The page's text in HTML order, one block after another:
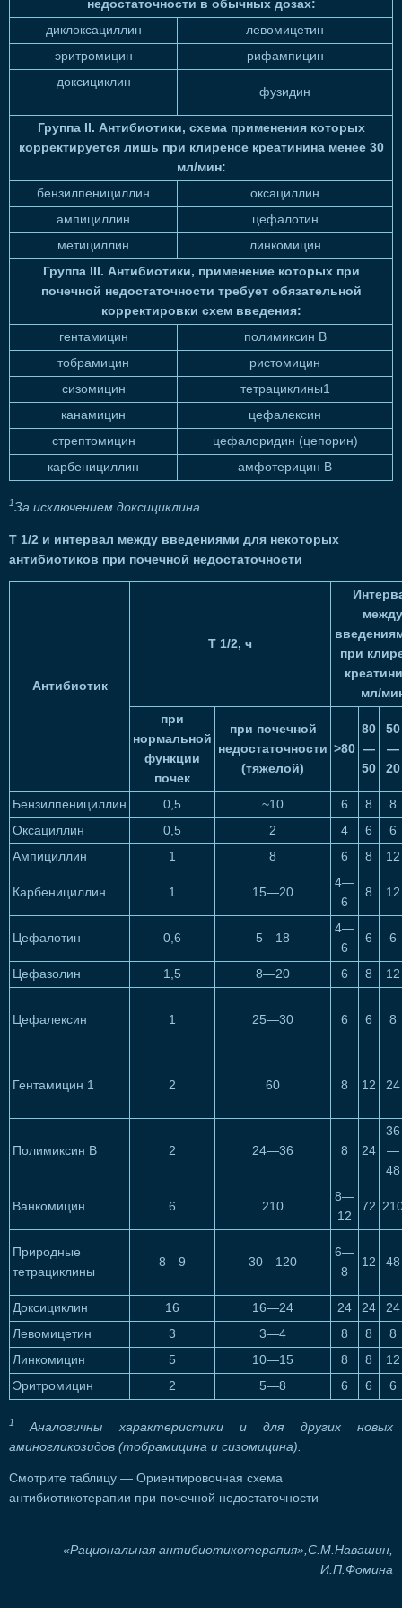
недостаточности в обычных дозах:
диклоксациллин
левомицетин
эритромицин
рифампицин
доксициклин
фузидин
Группа II. Антибиотики, схема применения которых
корректируется лишь при клиренсе креатинина менее 30
мл/мин:
бензилпенициллин
оксациллин
ампициллин
цефалотин
метициллин
линкомицин
Группа III. Антибиотики, применение которых при
почечной недостаточности требует обязательной
корректировки схем введения:
гентамицин
полимиксин В
тобрамицин
ристомицин
сизомицин
тетрациклины1
канамицин
цефалексин
стрептомицин
цефалоридин (цепорин)
карбенициллин
амфотерицин В
1За исключением доксициклина.
T 1/2 и интервал между введениями для некоторых
антибиотиков при почечной недостаточности
Антибиотик
Т 1/2, ч
между
при
мл/
при
нормальной
функции
почек
при почечной
недостаточности
(тяжелой)
>80
80
—
50
50
—
20
Бензилпенициллин 0,5 ~10 6 8
8
Оксациллин
0,5 2 4 6
6
Ампициллин
1 8 6 8 12
Карбенициллин 1 15—20
4—
6
8 12
Цефалотин 0,6 5—18
4—
6
6 6
Цефазолин 1,5 8—20 6 8 12
Цефалексин 1 25—30 6 6 8
Гентамицин 1 2 60 8 12 24
Полимиксин В 2 24—36 8 24
36
—
48
Ванкомицин 6 210
8—
12
72
Природные
тетрациклины
8—9 30—120
6—
8
12 48
Доксициклин 16 16—24 24 24
24
Левомицетин
3 3—4 8 8
8
Линкомицин
5 10—15 8 8
12
Эритромицин
2 5—8 6 6 6
1 Аналогичны характеристики и для других новых
аминогликозидов (тобрамицина и сизомицина).
Смотрите таблицу — Ориентировочная схема
антибиотикотерапии при почечной недостаточности
«Рациональная антибиотикотерапия»,С.М.Навашин,
И.П.Фомина